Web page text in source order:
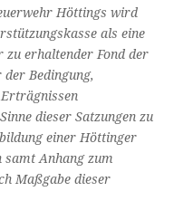
Höttings wird
als eine
zu erhaltender Fond der
der Bedingung,
Erträgnissen
dieser Satzungen zu
einer Höttinger
samt Anhang zum
Maßgabe dieser